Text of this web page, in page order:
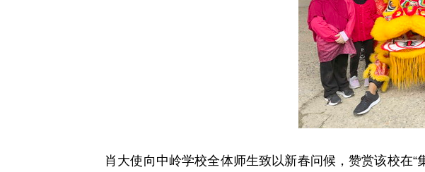
肖大使向中岭学校全体师生致以新春问候，赞赏该校在